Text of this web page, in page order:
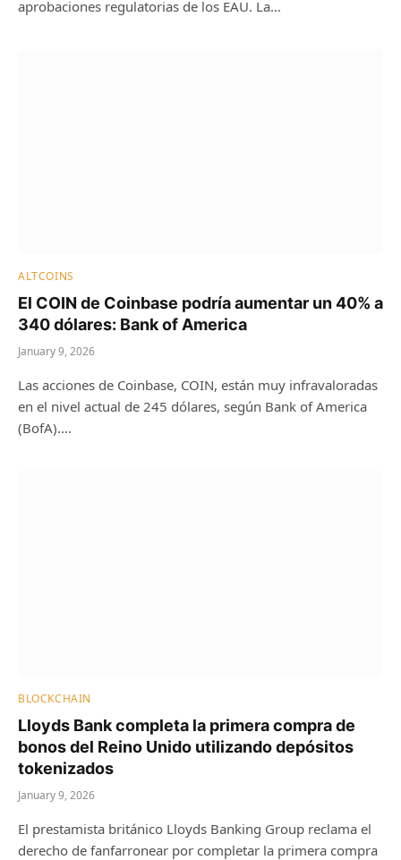
aprobaciones regulatorias de los EAU. La…
ALTCOINS
El COIN de Coinbase podría aumentar un 40% a
340 dólares: Bank of America
January 9, 2026
Las acciones de Coinbase, COIN, están muy infravaloradas
en el nivel actual de 245 dólares, según Bank of America
(BofA).…
BLOCKCHAIN
Lloyds Bank completa la primera compra de
bonos del Reino Unido utilizando depósitos
tokenizados
January 9, 2026
El prestamista británico Lloyds Banking Group reclama el
derecho de fanfarronear por completar la primera compra